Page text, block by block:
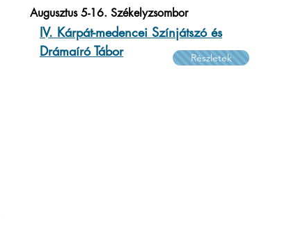
Augusztus 5-16. Székelyzsombor
IV. Kárpát-medencei Színjátszó és
Drámaíró Tábor
Részletek